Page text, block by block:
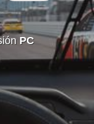
PC